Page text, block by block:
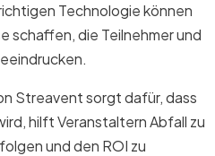
Technologie können
schaffen, die Teilnehmer und
Streavent sorgt dafür, dass
hilft Veranstaltern Abfall zu
und den ROI zu